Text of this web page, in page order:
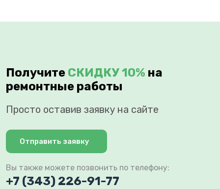
Получите СКИДКУ 10% на
ремонтные работы
Просто оставив заявку на сайте
Отправить заявку
Вы также можете позвонить по телефону:
+7 (343) 226-91-77